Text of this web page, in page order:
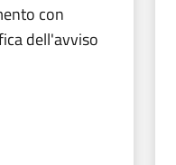
con
dell'avviso